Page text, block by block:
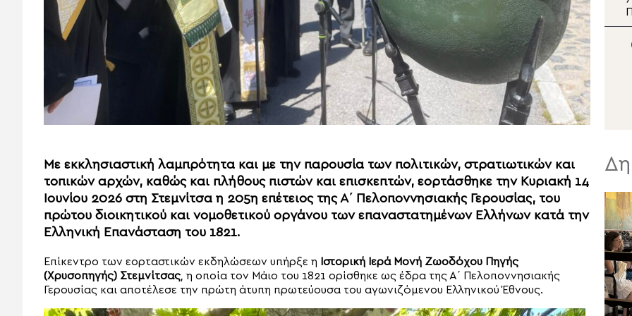
Με εκκλησιαστική λαμπρότητα και με την παρουσία των πολιτικών, στρατιωτικών και
τοπικών αρχών, καθώς και πλήθους πιστών και επισκεπτών, εορτάσθηκε την Κυριακή 14
Ιουνίου 2026 στη Στεμνίτσα η 205η επέτειος της Α΄ Πελοποννησιακής Γερουσίας, του
πρώτου διοικητικού και νομοθετικού οργάνου των επαναστατημένων Ελλήνων κατά την
Ελληνική Επανάσταση του 1821.
Επίκεντρο των εορταστικών εκδηλώσεων υπήρξε η Ιστορική Ιερά Μονή Ζωοδόχου Πηγής
(Χρυσοπηγής) Στεμνίτσας , η οποία τον Μάιο του 1821 ορίσθηκε ως έδρα της Α΄ Πελοποννησιακής
Γερουσίας και αποτέλεσε την πρώτη άτυπη πρωτεύουσα του αγωνιζόμενου Ελληνικού Έθνους.
Μεταμορφώσεως του
Σωτήρος στο
Αρκαλοχώρι